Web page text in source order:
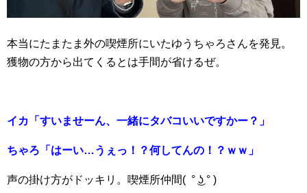
本当にたまたま外の喫煙所にいたゆうちゃろさんを発見。
獲物の方から出てくるとは手間が省けるぜ。
イカ「すいませーん、一緒にタバコいいですかー？」
ちゃろ「はーい…うぇっ！？何してんの！？ｗｗ」
声の掛け方がドッキリ。喫煙所仲間( ° ͜ʖ ° )